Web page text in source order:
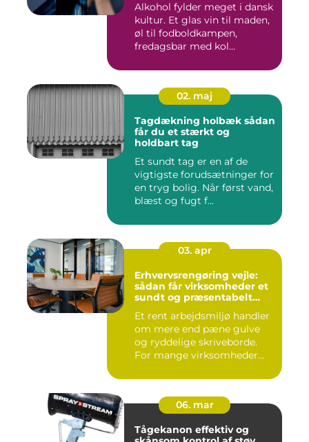
Alkohol fylder meget i dansk
kultur. Et glas vin til maden,
øl til fodboldkampen,
fredagsbar med kol...
02. maj
Tagdækning holbæk sådan
får du et stærkt og
holdbart tag
Et sundt tag er en af de
vigtigste forudsætninger for
en tryg bolig. Når først vand,
blæst og fugt f...
03. apr
Erhvervsrengøring vejle:
sådan får virksomheder et
sundt og præsentabelt
Et rent arbejdsmiljø handler
om mere end pæne gulve
og ryddelige skriveborde.
For mange virksomheder...
06. mar
Tågekanon effektiv og